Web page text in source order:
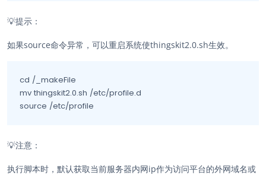
💡提示：
如果source命令异常，可以重启系统使thingskit2.0.sh生效。
cd /_makeFile
mv thingskit2.0.sh /etc/profile.d
source /etc/profile
💡注意：
执行脚本时，默认获取当前服务器内网ip作为访问平台的外网域名或